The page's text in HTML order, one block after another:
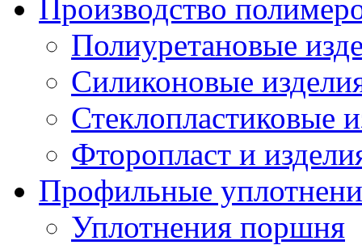
Производство
Полиуретановые
Силиконовые
Стеклопластиковые
Фторопласт и
Профильные
Уплотнения поршня